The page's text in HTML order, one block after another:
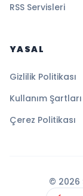
RSS Servisleri
YASAL
Gizlilik Politikası
Kullanım Şartları
Çerez Politikası
© 2026